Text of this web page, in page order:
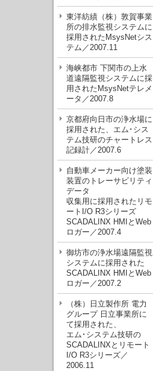
東洋紡績（株）敦賀事業
所の排水監視システムに
採用されたMsysNetシス
テム／2007.11
海峡都市 下関市の上水
道遠隔監視システムに採
用されたMsysNetテレメ
ータ／2007.8
京都府向日市の浄水場に
採用された、エム･シス
テム技研のチャートレス
記録計／2007.6
自動車メーカー向け塗装
装置のトレーサビリティ
データ
収集用に採用されたリモ
ートI/O R3シリーズ
SCADALINX HMIとWeb
ロガー／2007.4
御坊市の浄水場遠隔監視
システムに採用された
SCADALINX HMIとWeb
ロガー／2007.2
（株）日立製作所 電力
グループ 日立事業所に
て採用された、
エム･システム技研の
SCADALINXとリモート
I/O R3シリーズ／
2006.11